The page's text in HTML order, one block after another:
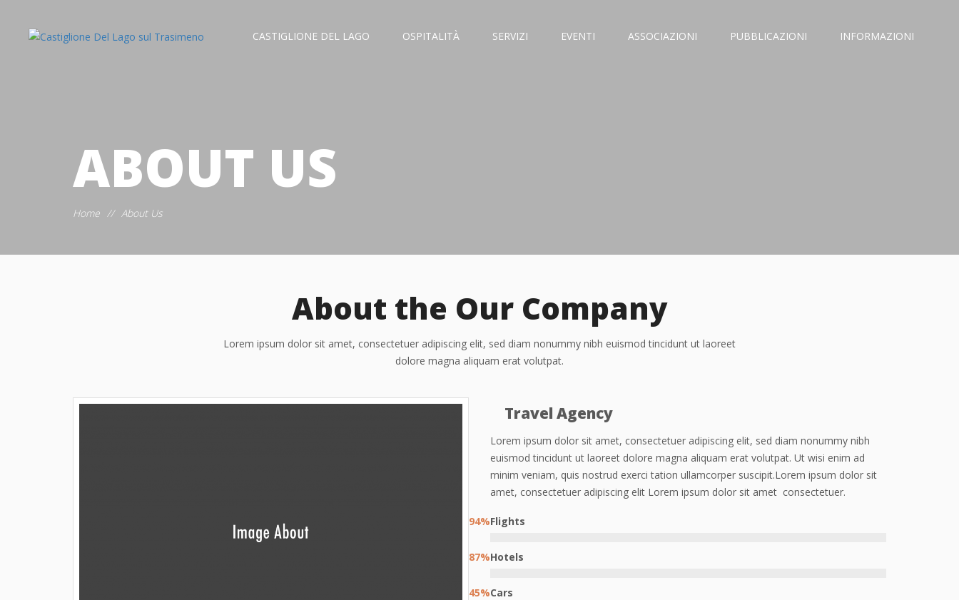
CASTIGLIONE DEL LAGO OSPITALITÀ SERVIZI EVENTI ASSOCIAZIONI PUBBLICAZIONI INFORMAZIONI
ABOUT US
Home // About Us
About the Our Company
Lorem ipsum dolor sit amet, consectetuer adipiscing elit, sed diam nonummy nibh euismod tincidunt ut laoreet
dolore magna aliquam erat volutpat.
Travel Agency
Lorem ipsum dolor sit amet, consectetuer adipiscing elit, sed diam nonummy nibh
euismod tincidunt ut laoreet dolore magna aliquam erat volutpat. Ut wisi enim ad
minim veniam, quis nostrud exerci tation ullamcorper suscipit.Lorem ipsum dolor sit
amet, consectetuer adipiscing elit Lorem ipsum dolor sit amet consectetuer.
Flights
94%
Hotels
87%
Cars
45%